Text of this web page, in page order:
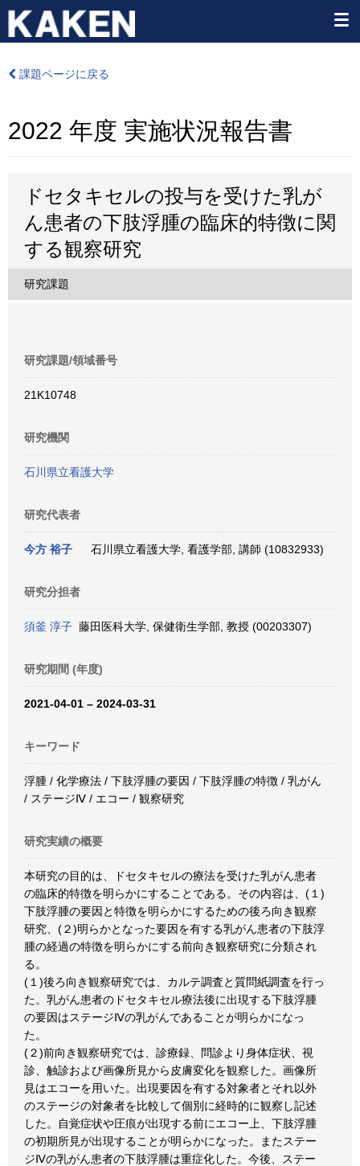
課題ページに戻る
2022 年度 実施状況報告書
ドセタキセルの投与を受けた乳が
ん患者の下肢浮腫の臨床的特徴に関
する観察研究
研究課題
研究課題/領域番号
21K10748
研究機関
石川県立看護大学
研究代表者
今方 裕子 石川県立看護大学, 看護学部, 講師 (10832933)
研究分担者
須釜 淳子 藤田医科大学, 保健衛生学部, 教授 (00203307)
研究期間 (年度)
2021-04-01 – 2024-03-31
キーワード
浮腫 / 化学療法 / 下肢浮腫の要因 / 下肢浮腫の特徴 / 乳がん
/ ステージⅣ / エコー / 観察研究
研究実績の概要
本研究の目的は、ドセタキセルの療法を受けた乳がん患者
の臨床的特徴を明らかにすることである。その内容は、(１)
下肢浮腫の要因と特徴を明らかにするための後ろ向き観察
研究、(２)明らかとなった要因を有する乳がん患者の下肢浮
腫の経過の特徴を明らかにする前向き観察研究に分類され
る。
(１)後ろ向き観察研究では、カルテ調査と質問紙調査を行っ
た。乳がん患者のドセタキセル療法後に出現する下肢浮腫
の要因はステージⅣの乳がんであることが明らかになっ
た。
(２)前向き観察研究では、診療録、問診より身体症状、視
診、触診および画像所見から皮膚変化を観察した。画像所
見はエコーを用いた。出現要因を有する対象者とそれ以外
のステージの対象者を比較して個別に経時的に観察し記述
した。自覚症状や圧痕が出現する前にエコー上、下肢浮腫
の初期所見が出現することが明らかになった。またステー
ジⅣの乳がん患者の下肢浮腫は重症化した。今後、ステー